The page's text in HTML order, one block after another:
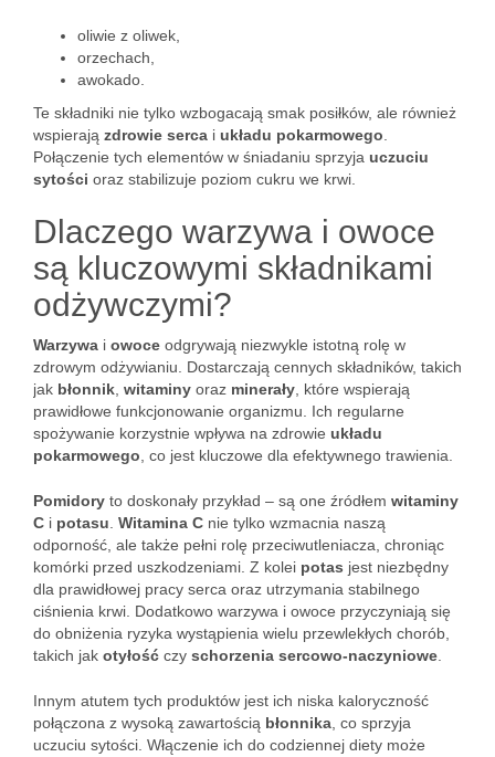
oliwie z oliwek,
orzechach,
awokado.
Te składniki nie tylko wzbogacają smak posiłków, ale również
wspierają zdrowie serca i układu pokarmowego
Połączenie tych elementów w śniadaniu sprzyja uczuciu
sytości oraz stabilizuje poziom cukru we krwi.
Dlaczego warzywa i owoce
są kluczowymi składnikami
odżywczymi?
Warzywa i owoce odgrywają niezwykle istotną rolę w
zdrowym odżywianiu. Dostarczają cennych składników, takich
jak błonnik witaminy oraz minerały , które wspierają
prawidłowe funkcjonowanie organizmu. Ich regularne
spożywanie korzystnie wpływa na zdrowie układu
pokarmowego , co jest kluczowe dla efektywnego trawienia.
Pomidory to doskonały przykład – są one źródłem witaminy
C i potasu Witamina C nie tylko wzmacnia naszą
odporność, ale także pełni rolę przeciwutleniacza, chroniąc
komórki przed uszkodzeniami. Z kolei potas jest niezbędny
dla prawidłowej pracy serca oraz utrzymania stabilnego
ciśnienia krwi. Dodatkowo warzywa i owoce przyczyniają się
do obniżenia ryzyka wystąpienia wielu przewlekłych chorób,
takich jak otyłość czy schorzenia sercowo-naczyniowe
Innym atutem tych produktów jest ich niska kaloryczność
połączona z wysoką zawartością błonnika , co sprzyja
uczuciu sytości. Włączenie ich do codziennej diety może